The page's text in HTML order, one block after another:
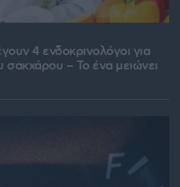
4 ενδοκρινολόγοι για
σακχάρου – Το ένα μειώνει